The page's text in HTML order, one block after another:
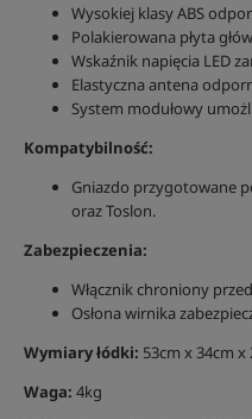
Wysokiej klasy ABS
Polakierowana płyta
Wskaźnik napięcia LED
Elastyczna antena
System modułowy
Kompatybilność:
Gniazdo przygotowane
oraz Toslon.
Zabezpieczenia:
Włącznik chroniony
Osłona wirnika
Wymiary łódki: 53cm x 34cm x
Waga: 4kg